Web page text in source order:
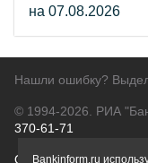
на 07.08.2026
Нашли ошибку?
© 1994-2026. РИА
370-61-71
О проектеПолитика
Bankinform.ru